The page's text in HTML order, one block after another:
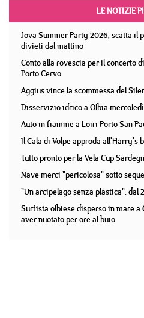
LE NOTIZIE
Jova Summer Party 2026, scatta il
divieti dal mattino
Conto alla rovescia per il concerto
Porto Cervo
Aggius vince la scommessa del
Disservizio idrico a Olbia
Auto in fiamme a Loiri Porto San
Il Cala di Volpe approda all'Harry's
Tutto pronto per la Vela Cup
Nave merci "pericolosa" sotto
"Un arcipelago senza plastica":
Surfista olbiese disperso in mare a
aver nuotato per ore al buio